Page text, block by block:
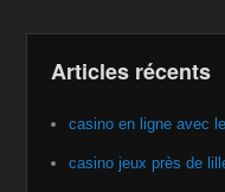
Articles récents
casino en ligne avec
casino jeux près de